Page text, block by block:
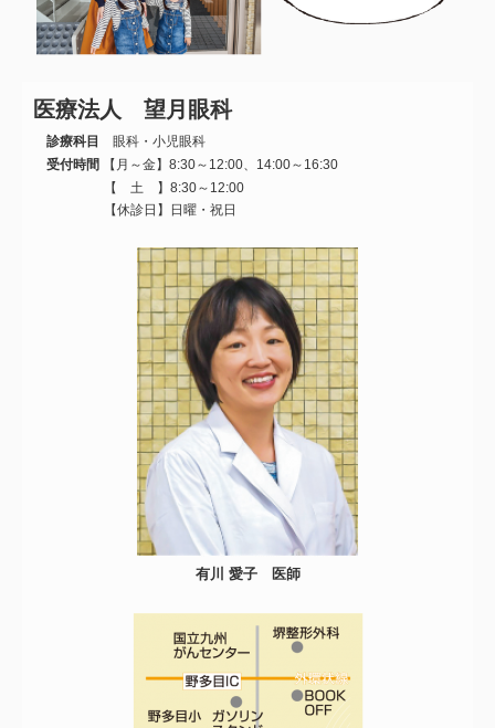
医療法人 望月眼科
診療科目
眼科・小児眼科
受付時間
【月～金】8:30～12:00、14:00～16:30
【 土 】8:30～12:00
【休診日】日曜・祝日
有川 愛子 医師